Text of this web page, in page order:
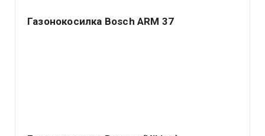
Газонокосилка Bosch ARM 37